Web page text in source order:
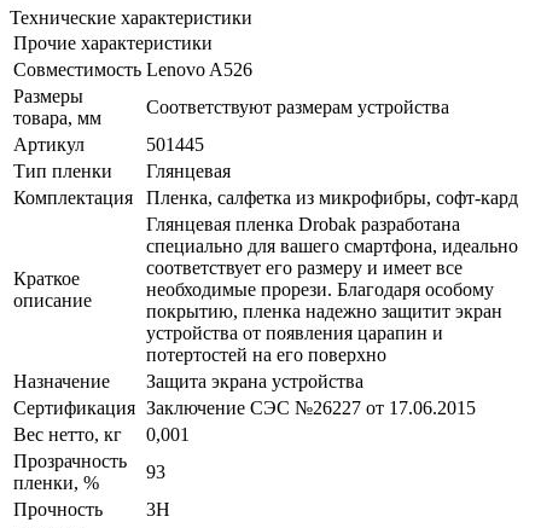
Технические характеристики
Прочие характеристики
Совместимость Lenovo A526
Размеры
товара, мм
Соответствуют размерам устройства
Артикул
501445
Тип пленки
Глянцевая
Комплектация
Пленка, салфетка из микрофибры, софт-кард
Краткое
описание
Глянцевая пленка Drobak разработана
специально для вашего смартфона, идеально
соответствует его размеру и имеет все
необходимые прорези. Благодаря особому
покрытию, пленка надежно защитит экран
устройства от появления царапин и
потертостей на его поверхно
Назначение
Защита экрана устройства
Сертификация Заключение СЭС №26227 от 17.06.2015
Вес нетто, кг
0,001
Прозрачность
пленки, %
93
Прочность
3H